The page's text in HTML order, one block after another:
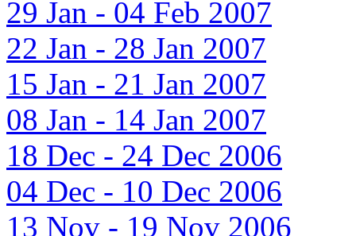
29 Jan - 04 Feb 2007
22 Jan - 28 Jan 2007
15 Jan - 21 Jan 2007
08 Jan - 14 Jan 2007
18 Dec - 24 Dec 2006
04 Dec - 10 Dec 2006
13 Nov - 19 Nov 2006